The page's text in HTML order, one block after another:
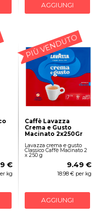
AGGIUNGI
€
kg
PIÙ VENDUTO
Caffè Lavazza
Crema e Gusto
Macinato 2x250Gr
Lavazza crema e gusto
Classico Caffè Macinato 2
x 250 g
9.49 €
18.98 € per kg
AGGIUNGI